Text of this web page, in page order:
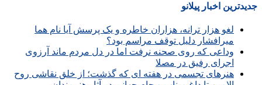
جدیدترین اخبار پیلانو
لغو هزار ترانه، هزاران خاطره و یک پرسش آیا نام هما
میرافشار دلیل توقف مراسم بود؟
وداعی که روی صحنه نرفت اما در دل مردم ماند آرزوی
اجرای رفیق در مصلا
هنرهای تجسمی در هفته ای که گذشت؛ از خلق نقاشی روح